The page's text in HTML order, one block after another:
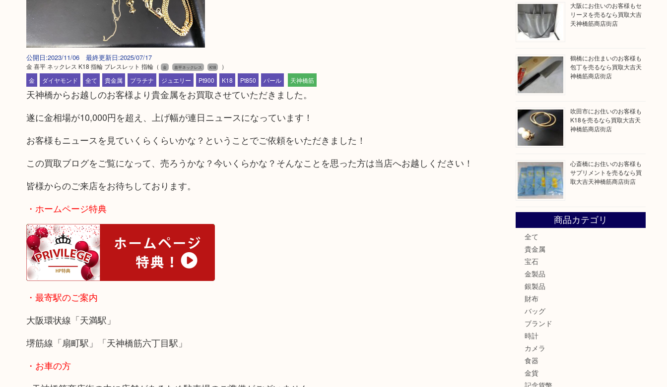
公開日:2023/11/06 最終更新日:2025/07/17
金 喜平 ネックレス K18 指輪 ブレスレット 指輪（ 金 喜平ネックレス K18
）
金
ダイヤモンド 全て 貴金属 プラチナ ジュエリー Pt900 K18 Pt850 パール 天神橋筋
天神橋からお越しのお客様より貴金属をお買取させていただきました。
遂に金相場が10,000円を超え、上げ幅が連日ニュースになっています！
お客様もニュースを見ていくらくらいかな？ということでご依頼をいただきました！
この買取ブログをご覧になって、売ろうかな？今いくらかな？そんなことを思った方は当店へお越しください！
皆様からのご来店をお待ちしております。
・ホームページ特典
・最寄駅のご案内
大阪環状線「天満駅」
堺筋線「扇町駅」「天神橋筋六丁目駅」
・お車の方
大阪にお住いのお客様もセ
リーヌを売るなら買取大吉
天神橋筋商店街店
鶴橋にお住まいのお客様も
包丁を売るなら買取大吉天
神橋筋商店街店
吹田市にお住いのお客様も
K18を売るなら買取大吉天
神橋筋商店街店
心斎橋にお住いのお客様も
サプリメントを売るなら買
取大吉天神橋筋商店街店
商品カテゴリ
全て
貴金属
宝石
金製品
銀製品
財布
バッグ
ブランド
時計
カメラ
食器
金貨
記念貨幣